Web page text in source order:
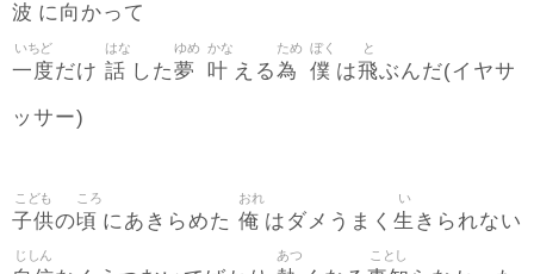
波 に向 かって
一度
いちど
だけ 話
はな
した夢
ゆめ
叶
かな
える為
ため
僕
ぼく
は飛
と
ぶんだ(イヤサ
ッサー)
子供
こども
の頃
ころ
にあきらめた 俺
おれ
はダメうまく 生
い
きられない
じしん あつ ことし